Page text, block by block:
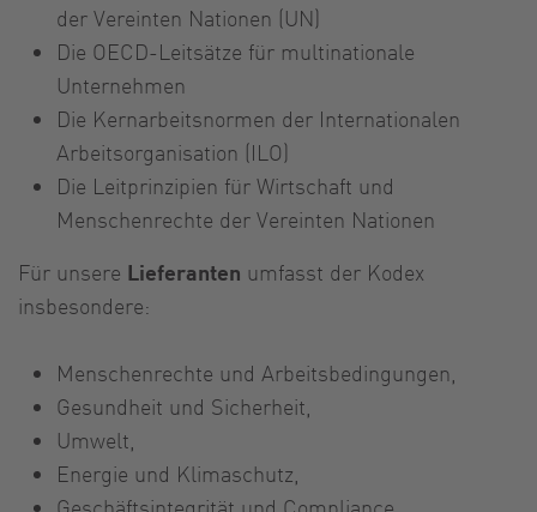
der Vereinten Nationen (UN)
Die OECD-Leitsätze für multinationale
Unternehmen
Die Kernarbeitsnormen der Internationalen
Arbeitsorganisation (ILO)
Die Leitprinzipien für Wirtschaft und
Menschenrechte der Vereinten Nationen
Für unsere Lieferanten umfasst der Kodex
insbesondere:
Menschenrechte und Arbeitsbedingungen,
Gesundheit und Sicherheit,
Umwelt,
Energie und Klimaschutz,